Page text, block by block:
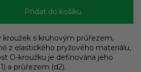
Přidat do košíku
kroužek s kruhovým průřezem,
z elastického pryžového materiálu,
O-kroužku je definována jeho
a průřezem (d2).